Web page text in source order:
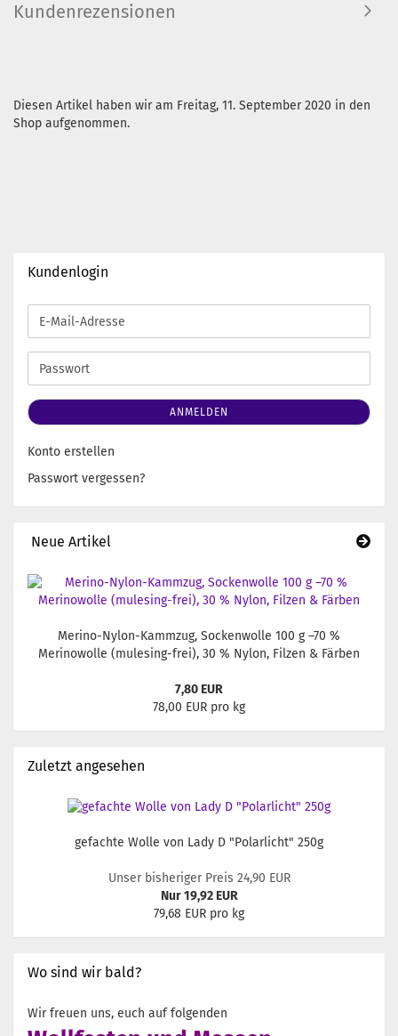
Kundenrezensionen
Diesen Artikel haben wir am Freitag, 11. September 2020 in den
Shop aufgenommen.
Kundenlogin
E-
Mail-
Adresse
Passwort
ANMELDEN
Konto erstellen
Passwort vergessen?
Neue Artikel
Merino-Nylon-Kammzug, Sockenwolle 100 g –70 %
Merinowolle (mulesing-frei), 30 % Nylon, Filzen & Färben
7,80 EUR
78,00 EUR pro kg
Zuletzt angesehen
gefachte Wolle von Lady D "Polarlicht" 250g
Unser bisheriger Preis 24,90 EUR
Nur 19,92 EUR
79,68 EUR pro kg
Wo sind wir bald?
Wir freuen uns, euch auf folgenden